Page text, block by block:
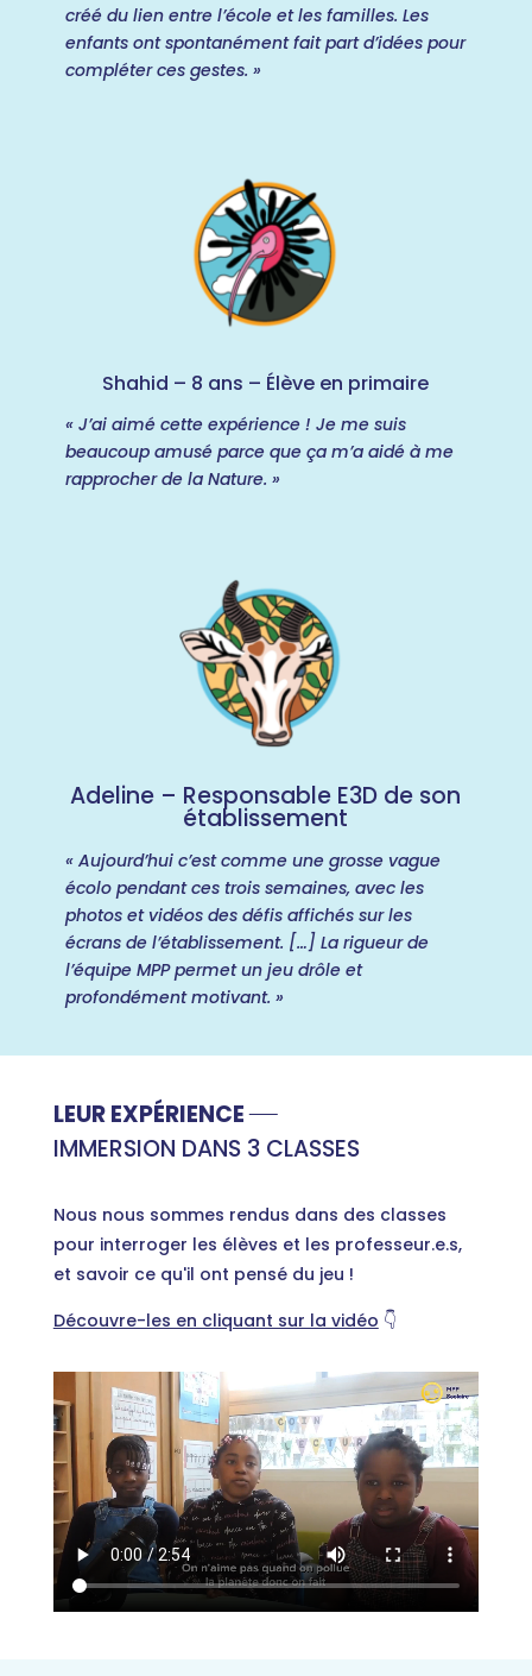
créé du lien entre l’école et les familles. Les
enfants ont spontanément fait part d’idées pour
compléter ces gestes. »
Shahid – 8 ans – Élève en primaire
« J’ai aimé cette expérience ! Je me suis
beaucoup amusé parce que ça m’a aidé à me
rapprocher de la Nature. »
Adeline – Responsable E3D de son
établissement
« Aujourd’hui c’est comme une grosse vague
écolo pendant ces trois semaines, avec les
photos et vidéos des défis affichés sur les
écrans de l’établissement. […] La rigueur de
l’équipe MPP permet un jeu drôle et
profondément motivant. »
LEUR EXPÉRIENCE
IMMERSION DANS 3 CLASSES
Nous nous sommes rendus dans des classes
pour interroger les élèves et les professeur.e.s,
et savoir ce qu'il ont pensé du jeu !
Découvre-les en cliquant sur la vidéo 👇